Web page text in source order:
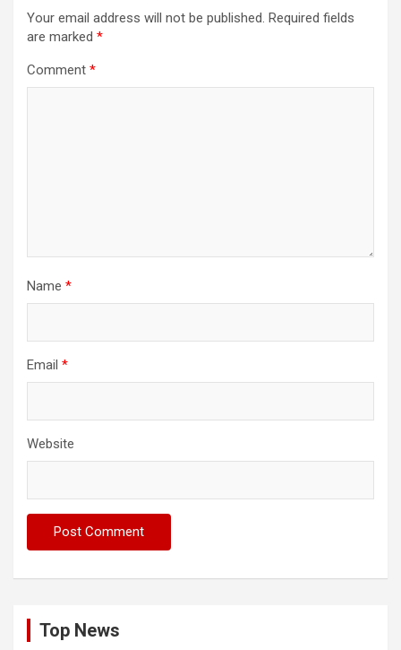
Your email address will not be published. Required fields
are marked *
Comment *
Name *
Email *
Website
Top News